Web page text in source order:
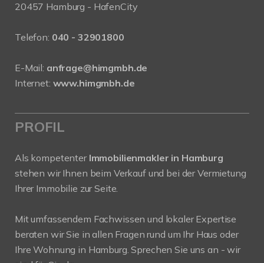
20457 Hamburg - HafenCity
Telefon: 040 - 32901800
E-Mail: anfrage@himgmbh.de
Internet: www.himgmbh.de
PROFIL
Als kompetenter Immobilienmakler in Hamburg
stehen wir Ihnen beim Verkauf und bei der Vermietung
Ihrer Immobilie zur Seite.
Mit umfassendem Fachwissen und lokaler Expertise
beraten wir Sie in allen Fragen rund um Ihr Haus oder
Ihre Wohnung in Hamburg. Sprechen Sie uns an - wir